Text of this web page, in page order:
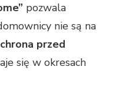
pozwala
nie są na
przed
się w okresach